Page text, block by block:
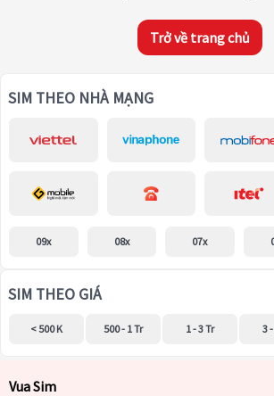
Trở về trang chủ
SIM THEO NHÀ MẠNG
09x 08x 07x
SIM THEO GIÁ
< 500 K 500 - 1 Tr 1 - 3 Tr 3
Vua Sim